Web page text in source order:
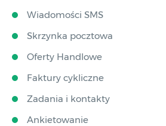
Wiadomości SMS
Skrzynka pocztowa
Oferty Handlowe
Faktury cykliczne
Zadania i kontakty
Ankietowanie